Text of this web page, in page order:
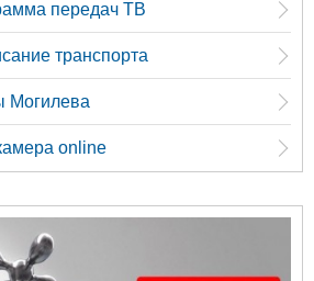
передач ТВ
транспорта
Могилева
online